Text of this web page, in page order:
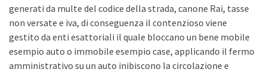
generati da multe del codice della strada, canone Rai, tasse
non versate e iva, di conseguenza il contenzioso viene
gestito da enti esattoriali il quale bloccano un bene mobile
esempio auto o immobile esempio case, applicando il fermo
amministrativo su un auto inibiscono la circolazione e